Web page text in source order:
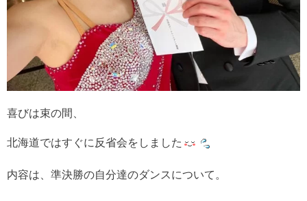
喜びは束の間、
北海道ではすぐに反省会をしました
内容は、準決勝の自分達のダンスについて。